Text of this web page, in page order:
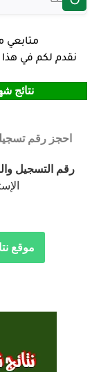
متابعي
نقدم لكم في
نتائج
احجز رقم
رقم التسجيل
موقع